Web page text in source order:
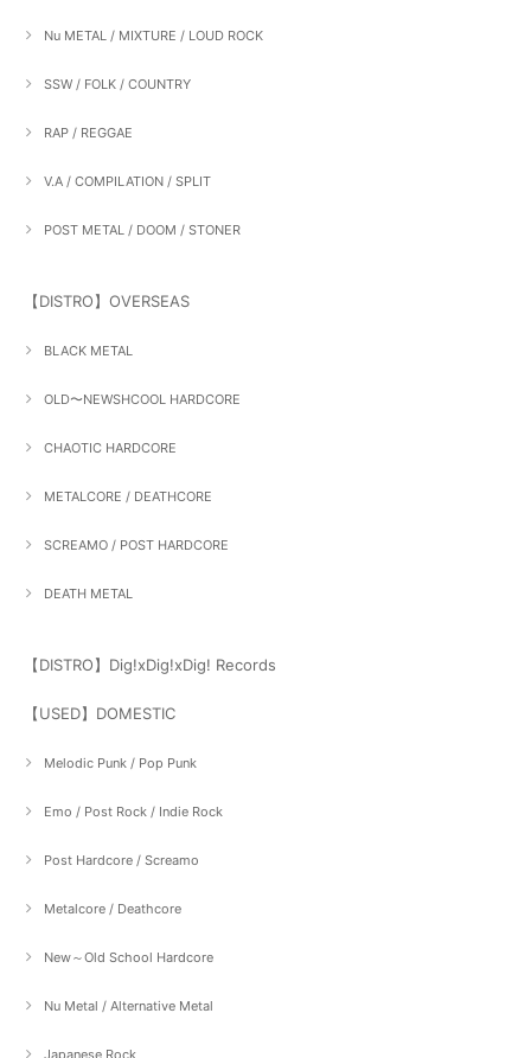
Nu METAL / MIXTURE / LOUD ROCK
SSW / FOLK / COUNTRY
RAP / REGGAE
V.A / COMPILATION / SPLIT
POST METAL / DOOM / STONER
【DISTRO】OVERSEAS
BLACK METAL
OLD〜NEWSHCOOL HARDCORE
CHAOTIC HARDCORE
METALCORE / DEATHCORE
SCREAMO / POST HARDCORE
DEATH METAL
【DISTRO】Dig!xDig!xDig! Records
【USED】DOMESTIC
Melodic Punk / Pop Punk
Emo / Post Rock / Indie Rock
Post Hardcore / Screamo
Metalcore / Deathcore
New～Old School Hardcore
Nu Metal / Alternative Metal